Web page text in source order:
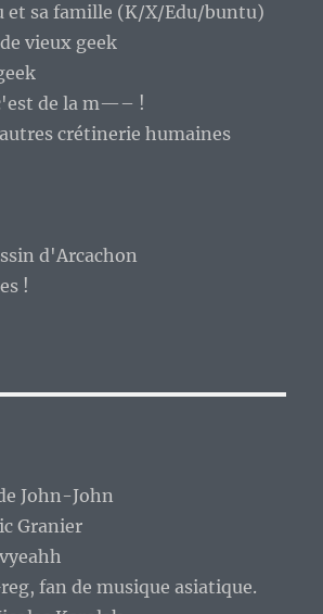
et sa famille (K/X/Edu/buntu)
vieux geek
de la m—– !
crétinerie humaines
d'Arcachon
!
John-John
Granier
fan de musique asiatique.